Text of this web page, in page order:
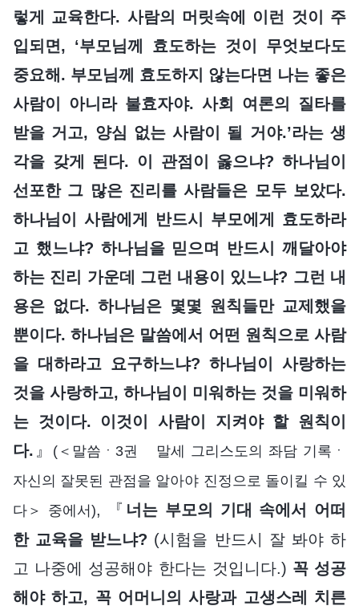
렇게 교육한다. 사람의 머릿속에 이런 것이 주
입되면, ‘부모님께 효도하는 것이 무엇보다도
중요해. 부모님께 효도하지 않는다면 나는 좋은
사람이 아니라 불효자야. 사회 여론의 질타를
받을 거고, 양심 없는 사람이 될 거야.’라는 생
각을 갖게 된다. 이 관점이 옳으냐? 하나님이
선포한 그 많은 진리를 사람들은 모두 보았다.
하나님이 사람에게 반드시 부모에게 효도하라
고 했느냐? 하나님을 믿으며 반드시 깨달아야
하는 진리 가운데 그런 내용이 있느냐? 그런 내
용은 없다. 하나님은 몇몇 원칙들만 교제했을
뿐이다. 하나님은 말씀에서 어떤 원칙으로 사람
을 대하라고 요구하느냐? 하나님이 사랑하는
것을 사랑하고, 하나님이 미워하는 것을 미워하
는 것이다. 이것이 사람이 지켜야 할 원칙이
다. 』 (＜말씀ㆍ3권 말세 그리스도의 좌담 기록ㆍ
자신의 잘못된 관점을 알아야 진정으로 돌이킬 수 있
다＞ 중에서), 『 너는 부모의 기대 속에서 어떠
한 교육을 받느냐? (시험을 반드시 잘 봐야 하
고 나중에 성공해야 한다는 것입니다.) 꼭 성공
해야 하고, 꼭 어머니의 사랑과 고생스레 치른